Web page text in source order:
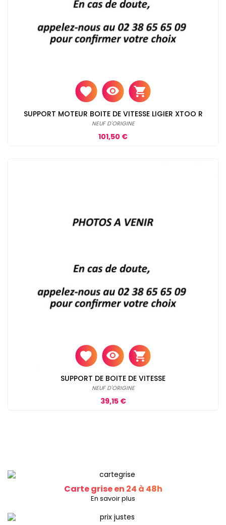
SUPPORT MOTEUR BOITE DE VITESSE LIGIER XTOO R
NEUF D'ORIGINE
Prix
101,50 €
SUPPORT DE BOITE DE VITESSE
NEUF D'ORIGINE
Prix
39,15 €
Carte grise en 24 à 48h
En savoir plus